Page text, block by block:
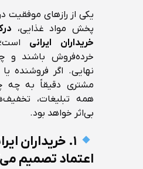
یکی از رازهای موفقیت
پخش مواد غذایی،
خریداران ایرانی
خرده‌فروش باشند و
نهایی. اگر فروشنده
مشتری دقیقاً به چه
همه تبلیغات،
بی‌اثر خواهد بود.
۱. خریداران
اعتماد تصمیم